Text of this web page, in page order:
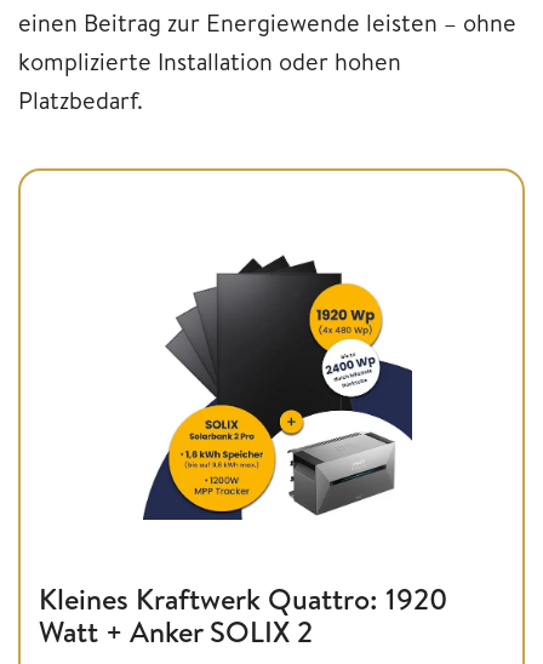
einen Beitrag zur Energiewende leisten – ohne
komplizierte Installation oder hohen
Platzbedarf.
Kleines Kraftwerk Quattro: 1920
Watt + Anker SOLIX 2